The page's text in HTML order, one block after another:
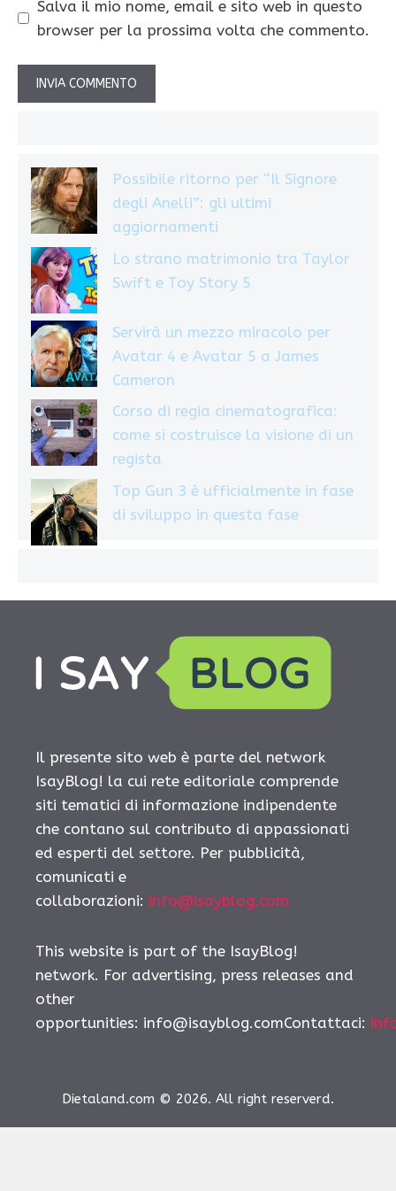
Salva il mio nome, email e sito web in questo
browser per la prossima volta che commento.
Possibile ritorno per “Il Signore
degli Anelli”: gli ultimi
aggiornamenti
Lo strano matrimonio tra Taylor
Swift e Toy Story 5
Servirà un mezzo miracolo per
Avatar 4 e Avatar 5 a James
Cameron
Corso di regia cinematografica:
come si costruisce la visione di un
regista
Top Gun 3 è ufficialmente in fase
di sviluppo in questa fase
Il presente sito web è parte del network
IsayBlog! la cui rete editoriale comprende
siti tematici di informazione indipendente
che contano sul contributo di appassionati
ed esperti del settore. Per pubblicità,
comunicati e
collaborazioni: info@isayblog.com
This website is part of the IsayBlog!
network. For advertising, press releases and
other
opportunities: info@isayblog.comContattaci:
Dietaland.com © 2026. All right reserverd.